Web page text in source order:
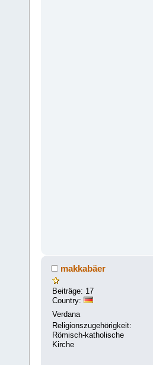
makkabäer
Beiträge: 17
Country:
Verdana
Religionszugehörigkeit:
Römisch-katholische
Kirche